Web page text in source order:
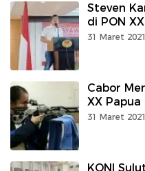
Steven
di PON
31 Maret 2021
Cabor
XX Papua
31 Maret 2021
KONI